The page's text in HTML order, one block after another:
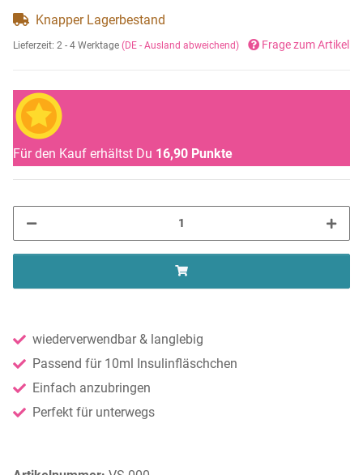
wiederverwendbar & langlebig
Passend für 10ml Insulinfläschchen
Einfach anzubringen
Perfekt für unterwegs
Knapper Lagerbestand
Lieferzeit: 2 - 4 Werktage (DE - Ausland abweichend) Frage zum Artikel
Für den Kauf erhältst Du 16,90 Punkte